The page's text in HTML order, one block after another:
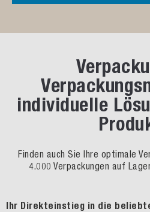
individuelle
Finden auch Sie Ihre optimale
4.000 Verpackungen auf
Ihr Direkteinstieg in die